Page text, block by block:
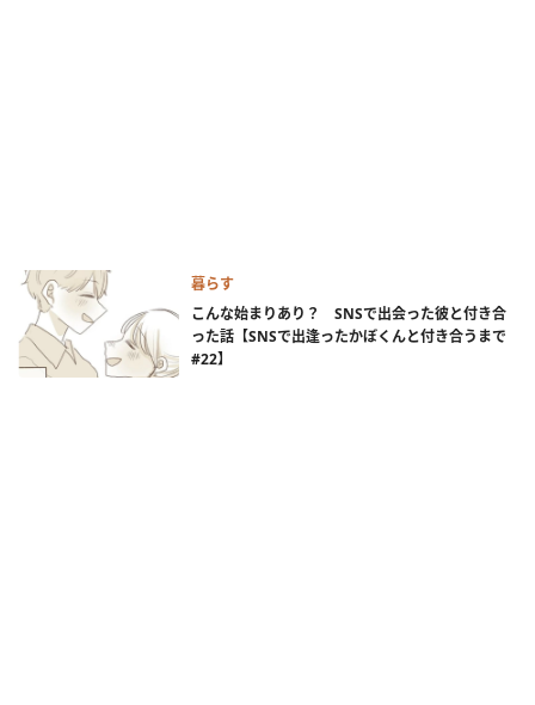
暮らす
こんな始まりあり？ SNSで出会った彼と付き合
った話【SNSで出逢ったかぼくんと付き合うまで
#22】